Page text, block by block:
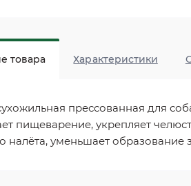
товара Характеристики
прессованная для
пищеварение, укрепляет
налёта, уменьшает